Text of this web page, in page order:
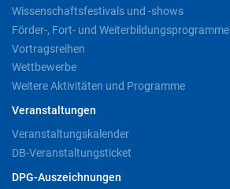
Wissenschaftsfestivals und -shows
Förder-, Fort- und Weiterbildungsprogramme
Vortragsreihen
Wettbewerbe
Weitere Aktivitäten und Programme
Veranstaltungen
Veranstaltungskalender
DB-Veranstaltungsticket
DPG-Auszeichnungen